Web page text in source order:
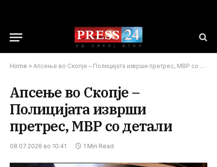
Home » Апсење во Скопје – Полицијата изврши претрес, МВР со детали
Апсење во Скопје –
Полицијата изврши
претрес, МВР со детали
08.07.2026 во 10:41 1 Min Read